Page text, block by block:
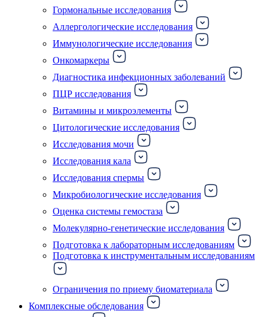
Гормональные исследования
Аллергологические исследования
Иммунологические исследования
Онкомаркеры
Диагностика инфекционных заболеваний
ПЦР исследования
Витамины и микроэлементы
Цитологические исследования
Исследования мочи
Исследования кала
Исследования спермы
Микробиологические исследования
Оценка системы гемостаза
Молекулярно-генетические исследования
Подготовка к лабораторным исследованиям
Подготовка к инструментальным исследованиям
Ограничения по приему биоматериала
Комплексные обследования